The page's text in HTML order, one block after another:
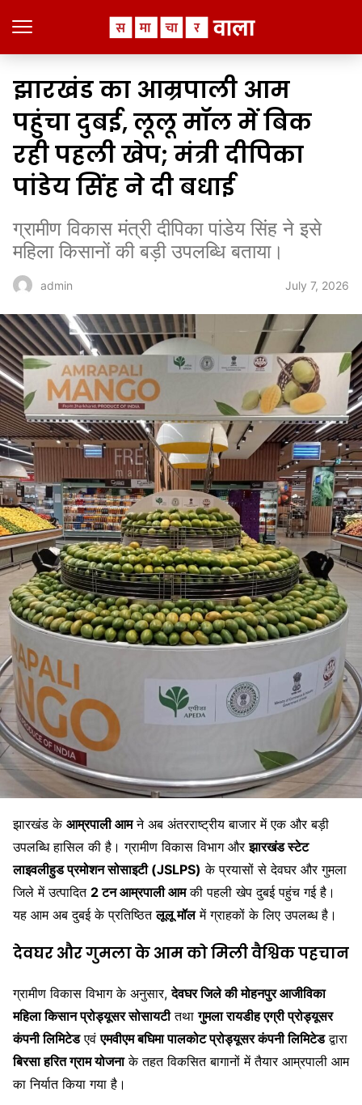
झारखंड का आम्रपाली आम
पहुंचा दुबई, लूलू मॉल में बिक
रही पहली खेप; मंत्री दीपिका
पांडेय सिंह ने दी बधाई
ग्रामीण विकास मंत्री दीपिका पांडेय सिंह ने इसे
महिला किसानों की बड़ी उपलब्धि बताया।
admin July 7, 2026
झारखंड के आम्रपाली आमने अब अंतरराष्ट्रीय बाजार में एक और बड़ी
उपलब्धि हासिल की है। ग्रामीण विकास विभाग औरझारखंड स्टेट
लाइवलीहुड प्रमोशन सोसाइटी (JSLPS) के प्रयासों से देवघर और गुमला
जिले में उत्पादित 2 टन आम्रपाली आमकी पहली खेप दुबई पहुंच गई है।
यह आम अब दुबई के प्रतिष्ठितलूलू मॉलमें ग्राहकों के लिए उपलब्ध है।
देवघर और गुमला के आम को मिली वैश्विक पहचान
ग्रामीण विकास विभाग के अनुसार,देवघर जिले की मोहनपुर आजीविका
महिला किसान प्रोड्यूसर सोसायटीतथागुमला रायडीह एग्री प्रोड्यूसर
कंपनी लिमिटेडएवंएमवीएम बघिमा पालकोट प्रोड्यूसर कंपनी लिमिटेडद्वारा
बिरसा हरित ग्राम योजनाके तहत विकसित बागानों में तैयार आम्रपाली आम
का निर्यात किया गया है।